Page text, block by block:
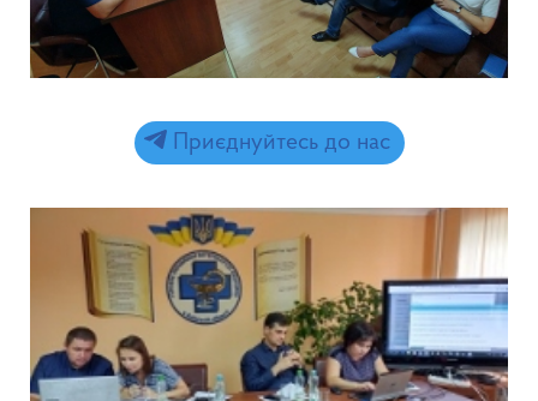
Приєднуйтесь до нас